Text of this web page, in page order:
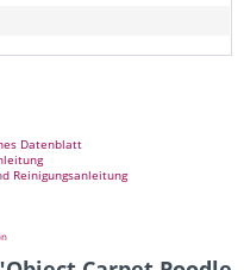
Datenblatt
Reinigungsanleitung